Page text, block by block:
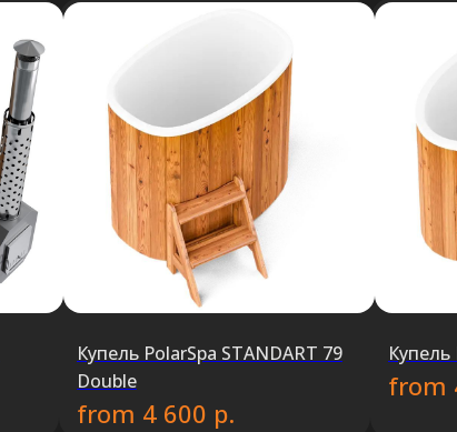
Купель PolarSpa STANDART 79
Double
from 4 600 р.
Купель
from